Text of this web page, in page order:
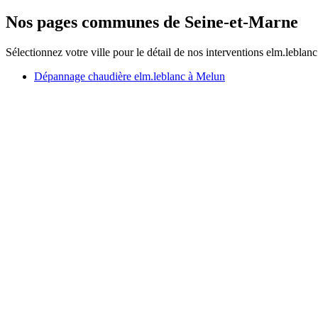
Nos pages communes de Seine-et-Marne
Sélectionnez votre ville pour le détail de nos interventions
Dépannage chaudière elm.leblanc à Melun